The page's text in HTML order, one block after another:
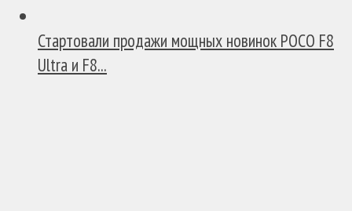
Стартовали продажи мощных новинок POCO F8
Ultra и F8...